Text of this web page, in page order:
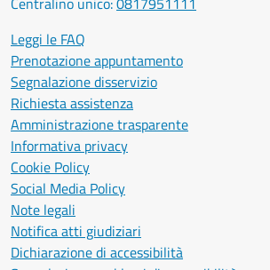
Leggi le FAQ
Prenotazione appuntamento
Segnalazione disservizio
Richiesta assistenza
Amministrazione trasparente
Informativa privacy
Cookie Policy
Social Media Policy
Note legali
Notifica atti giudiziari
Dichiarazione di accessibilità